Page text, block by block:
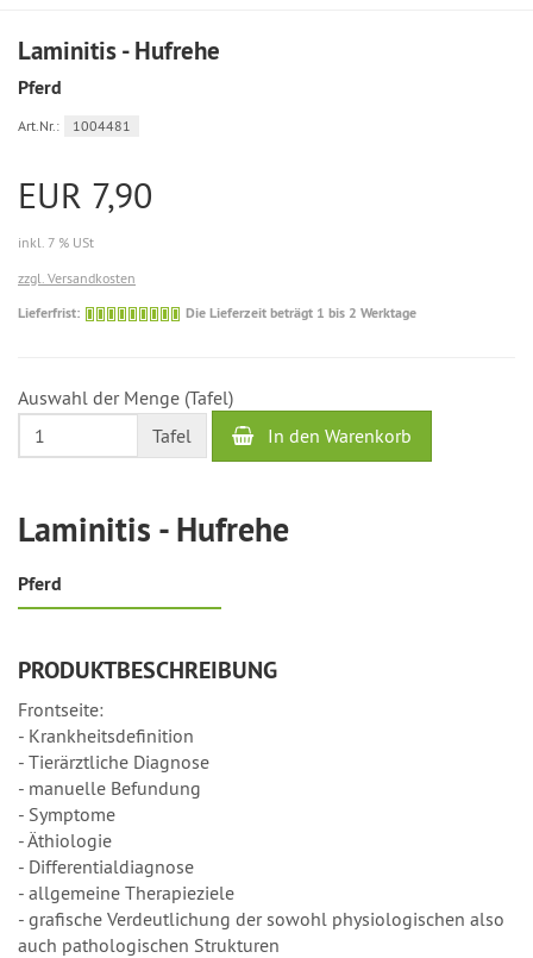
Laminitis - Hufrehe
Pferd
Art.Nr.: 1004481
EUR 7,90
inkl. 7 % USt
zzgl. Versandkosten
Lieferfrist:
Die
bis
2
Werktage
Die Lieferzeit beträgt 1 bis 2 Werktage
Auswahl der Menge (Tafel)
Tafel
In den Warenkorb
Laminitis - Hufrehe
Pferd
PRODUKTBESCHREIBUNG
Frontseite:
- Krankheitsdefinition
- Tierärztliche Diagnose
- manuelle Befundung
- Symptome
- Äthiologie
- Differentialdiagnose
- allgemeine Therapieziele
- grafische Verdeutlichung der sowohl physiologischen also
auch pathologischen Strukturen